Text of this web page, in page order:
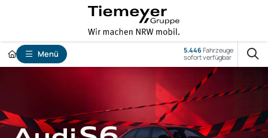
Menü 5.446Fahrzeuge
sofort verfügbar